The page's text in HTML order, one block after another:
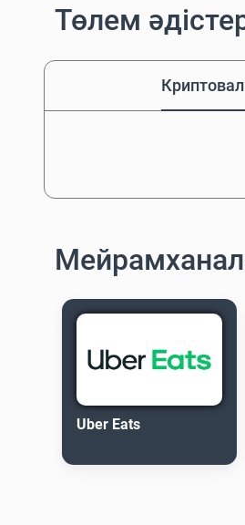
Төлем
Uber Eats